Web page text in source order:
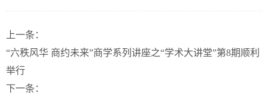
上一条：
“六秩风华 商约未来”商学系列讲座之“学术大讲堂”第8期顺利
举行
下一条：